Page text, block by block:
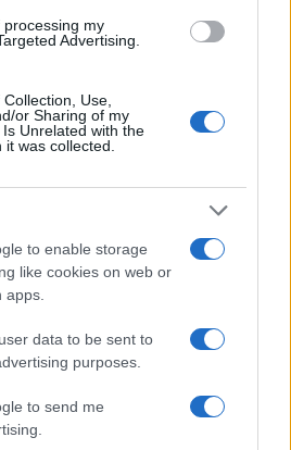
my
Advertising.
Use,
or Sharing of my
Unrelated with the
was collected.
to enable storage
like cookies on web or
data to be sent to
purposes.
to send me
di Olbia, sequestrati
rubata
di estetica medicale avanzata
dei 5 centri di riferimento
Pasquale arriva il Campo Base:
conquista Palau: grande
per il suo racconto
allarme sul centro accoglienza
“Episodi gravissimi”